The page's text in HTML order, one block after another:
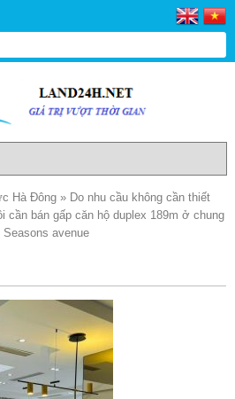
Hà Đông » Do nhu cầu không cần thiết
cần bán gấp căn hộ duplex 189m ở chung
Seasons avenue